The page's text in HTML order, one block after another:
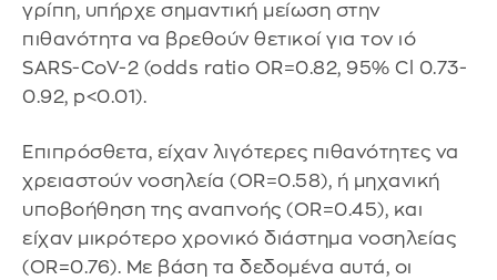
γρίπη, υπήρχε σημαντική μείωση στην
πιθανότητα να βρεθούν θετικοί για τον ιό
SARS-CoV-2 (odds ratio OR=0.82, 95% Cl 0.73-
0.92, p<0.01).
Επιπρόσθετα, είχαν λιγότερες πιθανότητες να
χρειαστούν νοσηλεία (OR=0.58), ή μηχανική
υποβοήθηση της αναπνοής (OR=0.45), και
είχαν μικρότερο χρονικό διάστημα νοσηλείας
(OR=0.76). Με βάση τα δεδομένα αυτά, οι